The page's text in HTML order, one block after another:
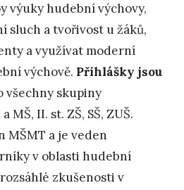
výuky hudební výchovy,
sluch a tvořivost u žáků,
a využívat moderní
výchově. Přihlášky jsou
všechny skupiny
MŠ, II. st. ZŠ, SŠ, ZUŠ.
MŠMT a je veden
v oblasti hudební
zkušenosti v